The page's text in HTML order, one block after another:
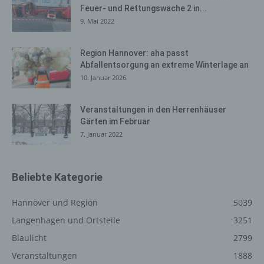
Feuer- und Rettungswache 2 in...
9. Mai 2022
Region Hannover: aha passt
Abfallentsorgung an extreme Winterlage an
10. Januar 2026
Veranstaltungen in den Herrenhäuser
Gärten im Februar
7. Januar 2022
Beliebte Kategorie
Hannover und Region
5039
Langenhagen und Ortsteile
3251
Blaulicht
2799
Veranstaltungen
1888
gelöscht werden. Dies ist in allen gängigen
Internetbrowsern möglich. Deaktiviert die betroffene
Internetbrowser, sind unter Umständen nicht alle
Funktionen unserer Internetseite vollumfänglich nutzbar.
und Informationen
Die Internetseite erfasst mit jedem Aufruf der
Internetseite durch eine betroffene Person oder ein
Informationen werden in den Logfiles des Servers
Browsertypen und Versionen, (2) das vom zugreifenden
System verwendete Betriebssystem, (3) die
unsere Internetseite gelangt (sogenannte Referrer), (4)
die Unterwebseiten, welche über ein zugreifendes